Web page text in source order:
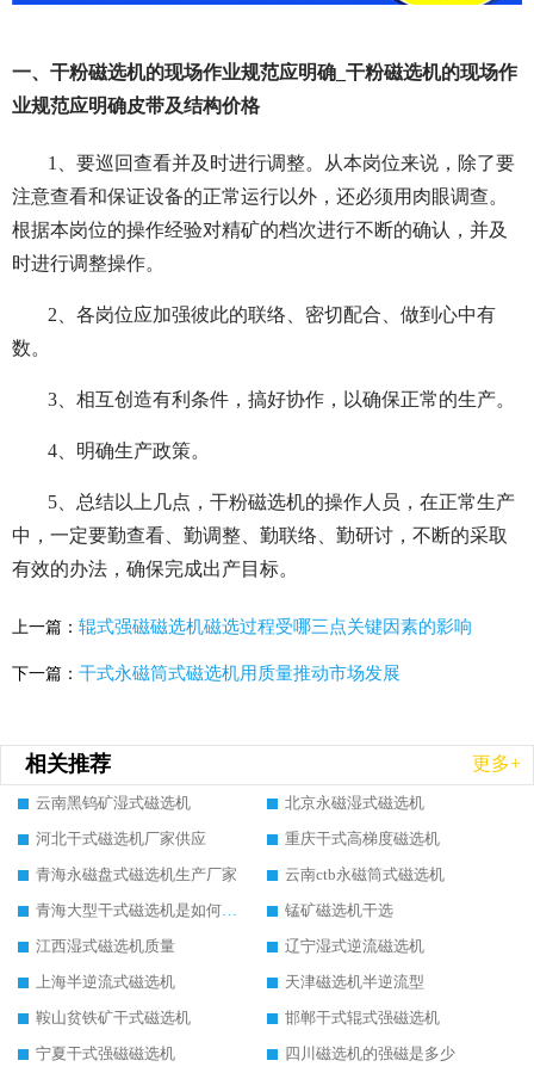
一、干粉磁选机的现场作业规范应明确_干粉磁选机的现场作
业规范应明确皮带及结构价格
1、要巡回查看并及时进行调整。从本岗位来说，除了要
注意查看和保证设备的正常运行以外，还必须用肉眼调查。
根据本岗位的操作经验对精矿的档次进行不断的确认，并及
时进行调整操作。
2、各岗位应加强彼此的联络、密切配合、做到心中有
数。
3、相互创造有利条件，搞好协作，以确保正常的生产。
4、明确生产政策。
5、总结以上几点，干粉磁选机的操作人员，在正常生产
中，一定要勤查看、勤调整、勤联络、勤研讨，不断的采取
有效的办法，确保完成出产目标。
上一篇： 辊式强磁磁选机磁选过程受哪三点关键因素的影响
下一篇： 干式永磁筒式磁选机用质量推动市场发展
相关推荐 更多+
云南黑钨矿湿式磁选机
北京永磁湿式磁选机
河北干式磁选机厂家供应
重庆干式高梯度磁选机
青海永磁盘式磁选机生产厂家
云南ctb永磁筒式磁选机
青海大型干式磁选机是如何选矿的
锰矿磁选机干选
江西湿式磁选机质量
辽宁湿式逆流磁选机
上海半逆流式磁选机
天津磁选机半逆流型
鞍山贫铁矿干式磁选机
邯郸干式辊式强磁选机
宁夏干式强磁磁选机
四川磁选机的强磁是多少